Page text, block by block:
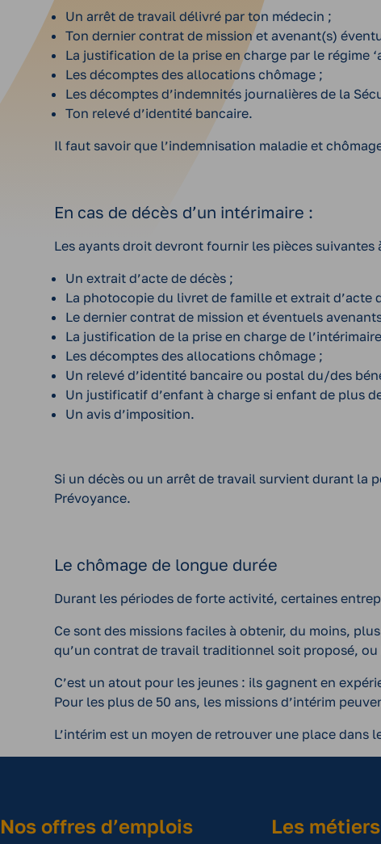
Un arrêt de travail délivré par ton médecin ;
Ton dernier contrat de mission et avenant(s)
La justification de la prise en charge par le régime
Les décomptes des allocations chômage ;
Les décomptes d’indemnités journalières de la
Ton relevé d’identité bancaire.
Il faut savoir que l’indemnisation maladie et
En cas de décès d’un intérimaire :
Les ayants droit devront fournir les pièces suivantes
Un extrait d’acte de décès ;
La photocopie du livret de famille et extrait d’acte
Le dernier contrat de mission et éventuels
La justification de la prise en charge de
Les décomptes des allocations chômage ;
Un relevé d’identité bancaire ou postal du/des
Un justificatif d’enfant à charge si enfant de plus
Un avis d’imposition.
Si un décès ou un arrêt de travail survient durant la
Prévoyance.
Le chômage de longue durée
Durant les périodes de forte activité, certaines
Ce sont des missions faciles à obtenir, du moins,
qu’un contrat de travail traditionnel soit proposé,
C’est un atout pour les jeunes : ils gagnent en
Pour les plus de 50 ans, les missions d’intérim
L’intérim est un moyen de retrouver une place
Nos offres d’emplois Les